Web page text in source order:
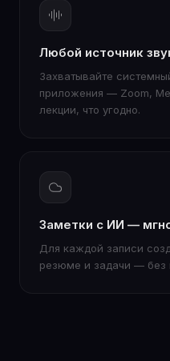
Любой источник
Захватывайте
приложения — Zoom,
лекции, что угодно.
Заметки с ИИ —
Для каждой записи
резюме и задачи — без